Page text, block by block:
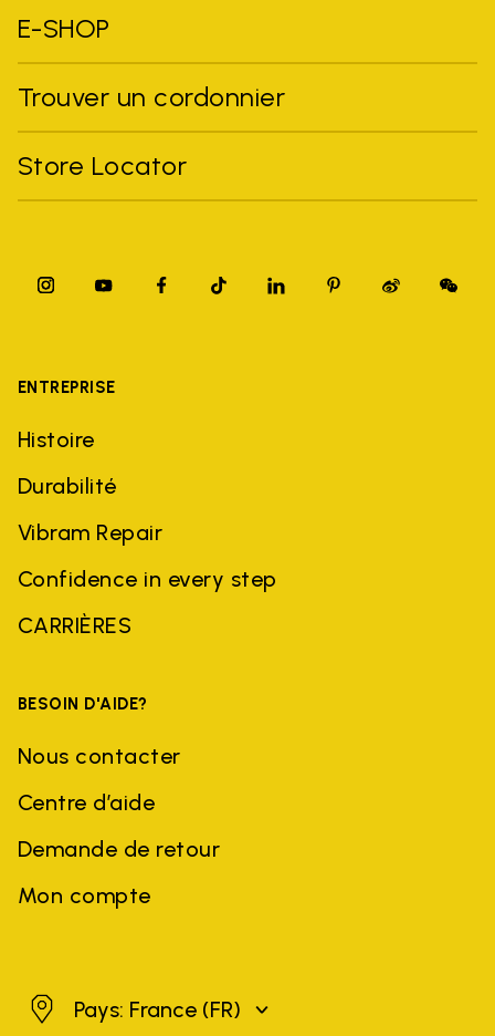
E-SHOP
Trouver un cordonnier
Store Locator
ENTREPRISE
Histoire
Durabilité
Vibram Repair
Confidence in every step
CARRIÈRES
BESOIN D'AIDE?
Nous contacter
Centre d’aide
Demande de retour
Mon compte
FrancePays: France (FR)